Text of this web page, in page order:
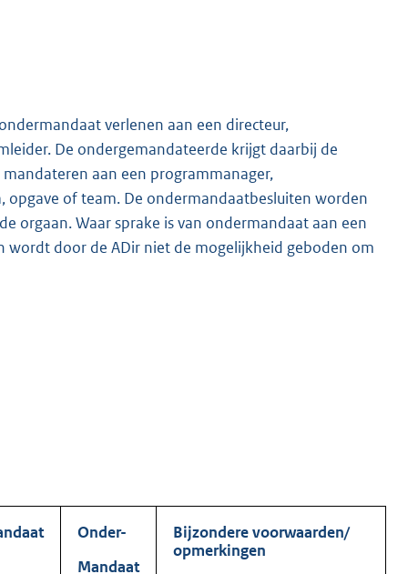
verlenen aan een directeur,
De ondergemandateerde krijgt daarbij de
aan een programmanager,
of team. De ondermandaatbesluiten worden
orgaan. Waar sprake is van ondermandaat aan een
wordt door de ADir niet de mogelijkheid geboden om
Onder-
Mandaat
Bijzondere voorwaarden/
opmerkingen